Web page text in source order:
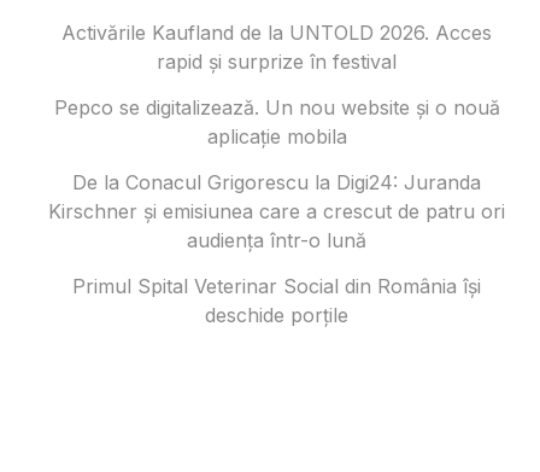
Activările Kaufland de la UNTOLD 2026. Acces
rapid și surprize în festival
Pepco se digitalizează. Un nou website și o nouă
aplicație mobila
De la Conacul Grigorescu la Digi24: Juranda
Kirschner și emisiunea care a crescut de patru ori
audiența într-o lună
Primul Spital Veterinar Social din România își
deschide porțile